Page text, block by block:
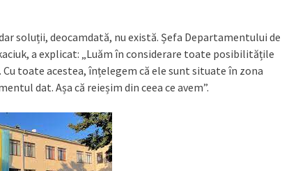
soluții, deocamdată, nu există. Șefa Departamentului de
a explicat: „Luăm în considerare toate posibilitățile
toate acestea, înțelegem că ele sunt situate în zona
dat. Așa că reieșim din ceea ce avem”.